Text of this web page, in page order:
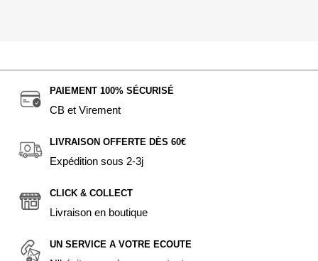
PAIEMENT 100% SÉCURISÉ
CB et Virement
LIVRAISON OFFERTE DÈS 60€
Expédition sous 2-3j
CLICK & COLLECT
Livraison en boutique
UN SERVICE A VOTRE ECOUTE